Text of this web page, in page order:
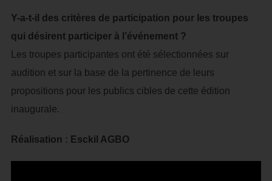
Y-a-t-il des critères de participation pour les troupes
qui désirent participer à l’événement ?
Les troupes participantes ont été sélectionnées sur
audition et sur la base de la pertinence de leurs
propositions pour les publics cibles de cette édition
inaugurale.
Réalisation : Esckil AGBO